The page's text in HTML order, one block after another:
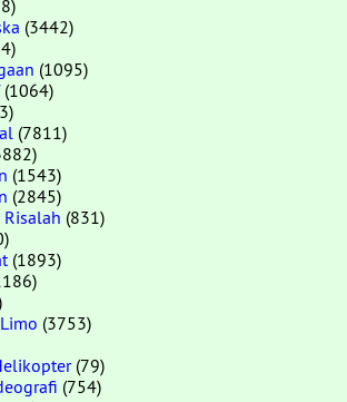
(3442)
(1095)
(1064)
(7811)
(1543)
(2845)
Risalah (831)
(1893)
(3753)
(79)
(754)